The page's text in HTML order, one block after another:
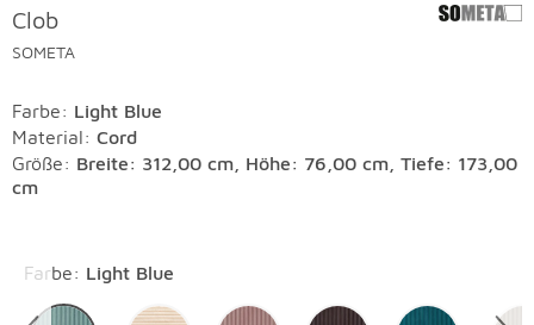
Clob
SOMETA
Farbe: Light Blue
Material: Cord
Größe: Breite: 312,00 cm, Höhe: 76,00 cm, Tiefe: 173,00
cm
Farbe: Light Blue